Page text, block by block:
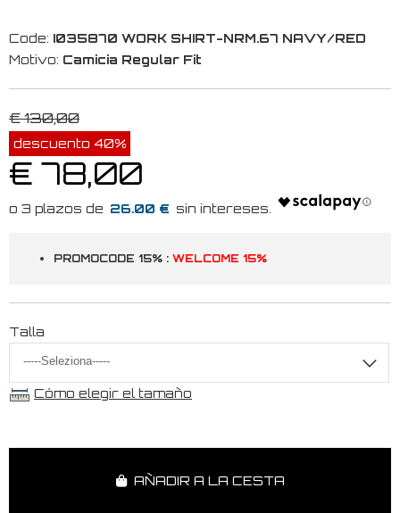
Code: I035870 WORK SHIRT-NRM.67 NAVY/RED
Motivo: Camicia Regular Fit
€ 130,00
descuento 40%
€ 78,00
26.00 €
PROMOCODE 15% : WELCOME 15%
Talla
Cómo elegir el tamaño
AÑADIR A LA CESTA